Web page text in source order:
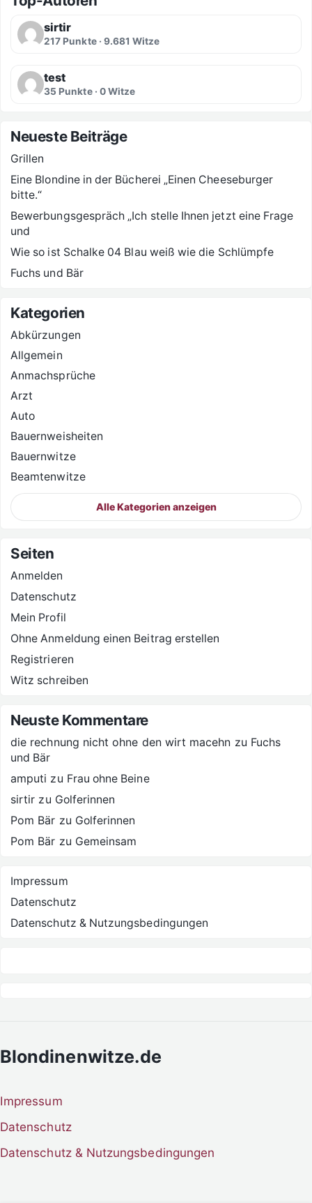
sirtir
217 Punkte · 9.681 Witze
test
35 Punkte · 0 Witze
Neueste Beiträge
Grillen
Eine Blondine in der Bücherei „Einen Cheeseburger
bitte.“
Bewerbungsgespräch „Ich stelle Ihnen jetzt eine Frage
und
Wie so ist Schalke 04 Blau weiß wie die Schlümpfe
Fuchs und Bär
Kategorien
Abkürzungen
Allgemein
Anmachsprüche
Arzt
Auto
Bauernweisheiten
Bauernwitze
Beamtenwitze
Alle Kategorien anzeigen
Seiten
Anmelden
Datenschutz
Mein Profil
Ohne Anmeldung einen Beitrag erstellen
Registrieren
Witz schreiben
Neuste Kommentare
die rechnung nicht ohne den wirt macehn zu Fuchs
und Bär
amputi zu Frau ohne Beine
sirtir zu Golferinnen
Pom Bär zu Golferinnen
Pom Bär zu Gemeinsam
Impressum
Datenschutz
Datenschutz & Nutzungsbedingungen
Blondinenwitze.de
Impressum
Datenschutz
Datenschutz & Nutzungsbedingungen